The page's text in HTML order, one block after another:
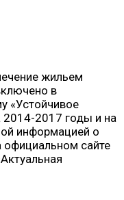
жильем
в
«Устойчивое
2014-2017 годы и на
информацией о
сайте